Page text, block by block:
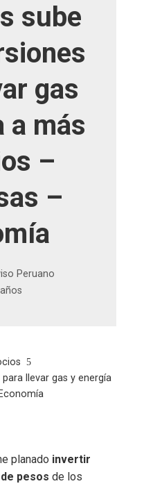
sube
gas
a más
–
–
Peruano
llevar gas y energía
planado invertir
pesos de los